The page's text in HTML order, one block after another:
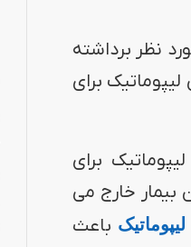
نظر برداشته
برای
برای
خارج می
لیپوماتیک باعث